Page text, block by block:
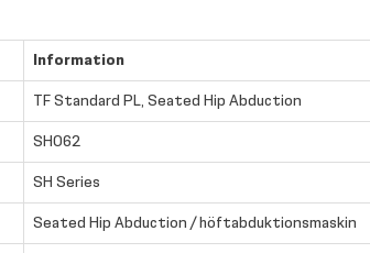
Information
TF Standard PL, Seated Hip Abduction
SH062
SH Series
Seated Hip Abduction / höftabduktionsmaskin